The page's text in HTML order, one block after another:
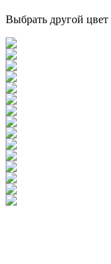
Выбрать другой цвет